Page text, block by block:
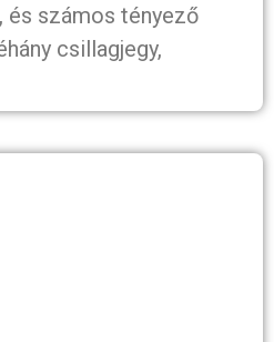
és számos tényező
csillagjegy,